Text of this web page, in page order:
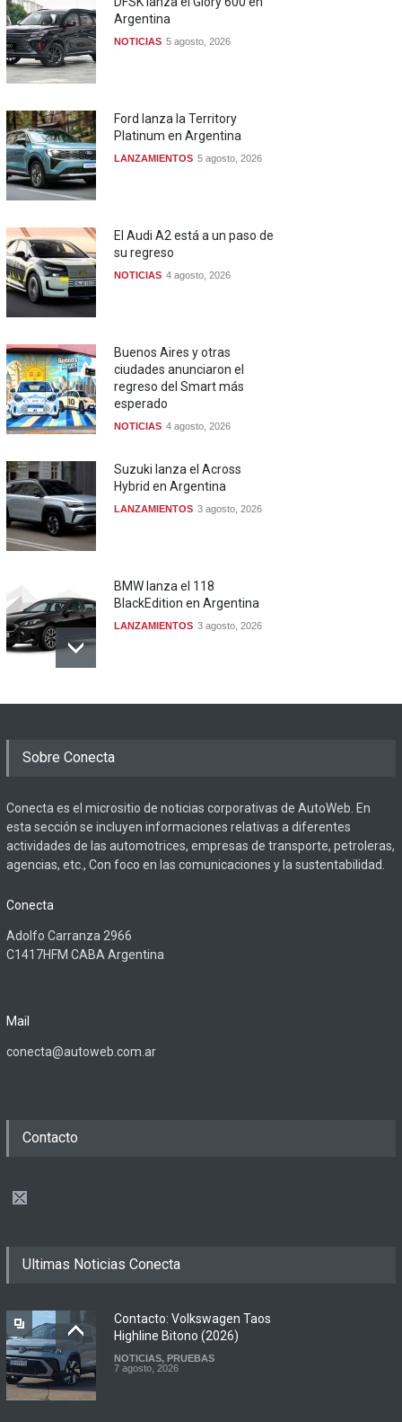
Argentina
NOTICIAS 5 agosto, 2026
Ford lanza la Territory
Platinum en Argentina
LANZAMIENTOS 5 agosto, 2026
El Audi A2 está a un paso de
su regreso
NOTICIAS 4 agosto, 2026
Buenos Aires y otras
ciudades anunciaron el
regreso del Smart más
esperado
NOTICIAS 4 agosto, 2026
Suzuki lanza el Across
Hybrid en Argentina
LANZAMIENTOS 3 agosto, 2026
BMW lanza el 118
BlackEdition en Argentina
LANZAMIENTOS 3 agosto, 2026
Sobre Conecta
Conecta es el micrositio de noticias corporativas de AutoWeb. En
esta sección se incluyen informaciones relativas a diferentes
actividades de las automotrices, empresas de transporte, petroleras,
agencias, etc., Con foco en las comunicaciones y la sustentabilidad.
Conecta
Adolfo Carranza 2966
C1417HFM CABA Argentina
Mail
conecta@autoweb.com.ar
Contacto
Ultimas Noticias Conecta
Contacto: Volkswagen Taos
Highline Bitono (2026)
NOTICIAS, PRUEBAS
7 agosto, 2026